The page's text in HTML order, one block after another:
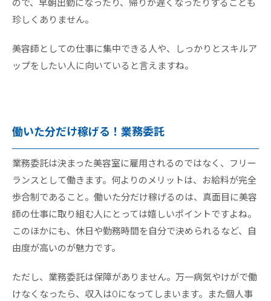
ので、早朝出勤になったり、帰りが遅くなったりすることも
珍しくありません。
美容師としての仕事に集中できる人や、しっかりとスキルア
ップをしたい人に向いていると言えますね。
働いた分だけ稼げる！業務委託
業務委託は決まった美容室に雇用されるのではなく、フリー
ランスとして働きます。何よりのメリットは、お給料が完全
歩合制であること。働いた分だけ稼げるのは、真面目に美容
師の仕事に取り組む人にとっては嬉しいポイントですよね。
このほかにも、休日や勤務時間を自分で決められるなど、自
由度が高いのが魅力です。
ただし、業務委託は保障がありません。万一病気やけがで働
けなくなったら、収入は0になってしまいます。また個人事